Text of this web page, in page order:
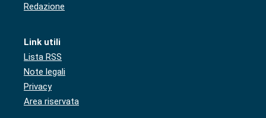
Redazione
Link utili
Lista RSS
Note legali
Privacy
Area riservata